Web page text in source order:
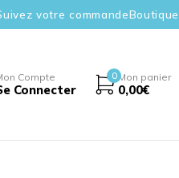
votre commandeBoutique
Compte
Connecter
0 Mon panier
0,00€